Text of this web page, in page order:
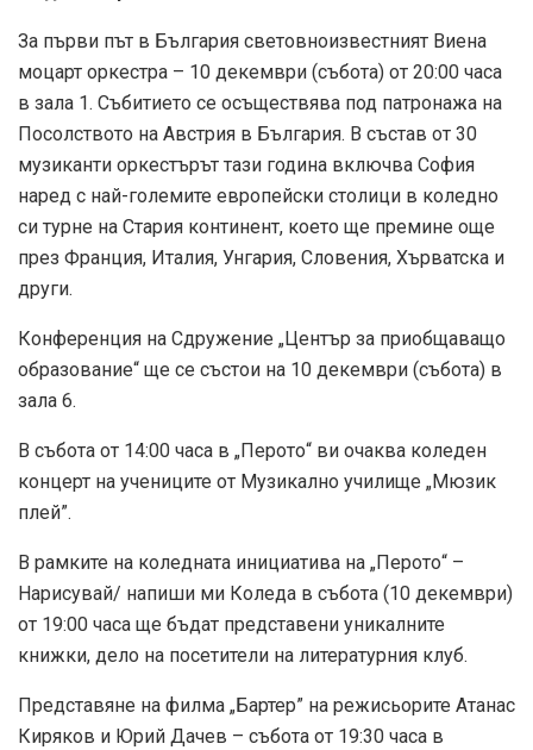
За първи път в България световноизвестният Виена
моцарт оркестра – 10 декември (събота) от 20:00 часа
в зала 1. Събитието се осъществява под патронажа на
Посолството на Австрия в България. В състав от 30
музиканти оркестърът тази година включва София
наред с най-големите европейски столици в коледно
си турне на Стария континент, което ще премине още
през Франция, Италия, Унгария, Словения, Хърватска и
други.
Конференция на Сдружение „Център за приобщаващо
образование“ ще се състои на 10 декември (събота) в
зала 6.
В събота от 14:00 часа в „Перото“ ви очаква коледен
концерт на учениците от Музикално училище „Мюзик
плей”.
В рамките на коледната инициатива на „Перото“ –
Нарисувай/ напиши ми Коледа в събота (10 декември)
от 19:00 часа ще бъдат представени уникалните
книжки, дело на посетители на литературния клуб.
Представяне на филма „Бартер” на режисьорите Атанас
Киряков и Юрий Дачев – събота от 19:30 часа в